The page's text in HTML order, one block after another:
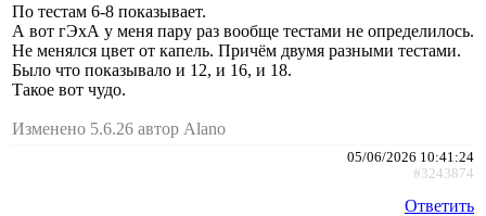
По тестам 6-8 показывает.
А вот гЭхА у меня пару раз вообще тестами не определилось.
Не менялся цвет от капель. Причём двумя разными тестами.
Было что показывало и 12, и 16, и 18.
Такое вот чудо.
Изменено 5.6.26 автор Alano
05/06/2026 10:41:24
#3243874
Ответить